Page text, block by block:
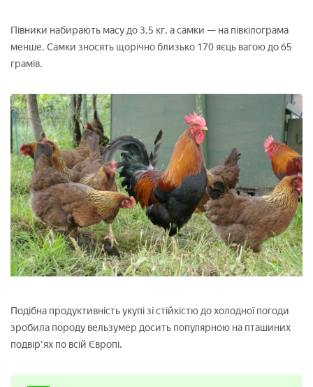
Півники набирають масу до 3,5 кг, а самки — на півкілограма
менше. Самки зносять щорічно близько 170 яєць вагою до 65
грамів.
Подібна продуктивність укупі зі стійкістю до холодної погоди
зробила породу вельзумер досить популярною на пташиних
подвір'ях по всій Європі.